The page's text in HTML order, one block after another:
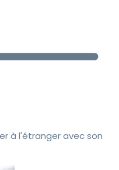
à l'étranger avec son